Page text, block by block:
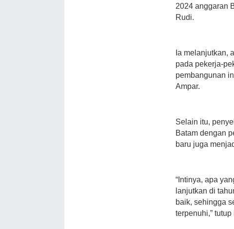
2024 anggaran
Rudi.
Ia melanjutkan,
pada pekerja-
pembangunan
Ampar.
Selain itu,
Batam dengan
baru juga
“Intinya, apa
lanjutkan di
baik, sehingga
terpenuhi,”